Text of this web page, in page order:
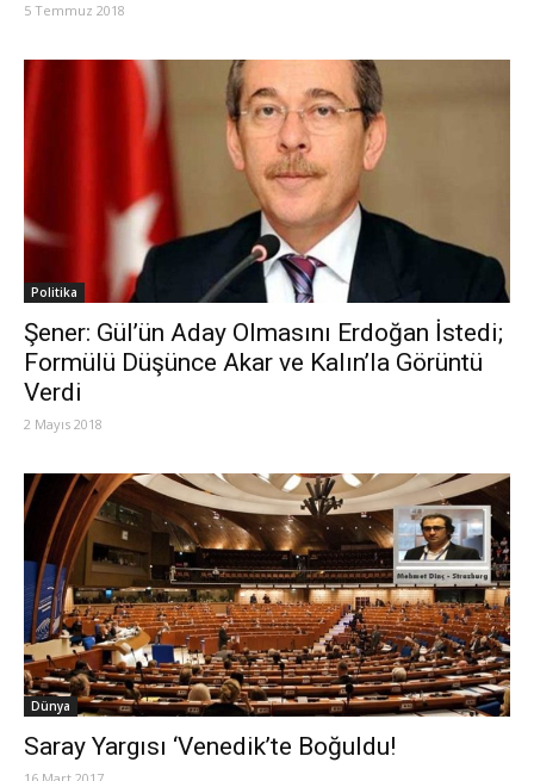
5 Temmuz 2018
Politika
Şener: Gül’ün Aday Olmasını Erdoğan İstedi;
Formülü Düşünce Akar ve Kalın’la Görüntü
Verdi
2 Mayıs 2018
Dünya
Saray Yargısı ‘Venedik’te Boğuldu!